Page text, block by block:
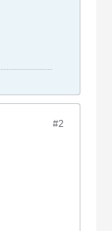
#2